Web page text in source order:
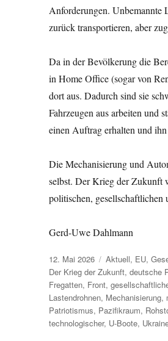
Anforderungen. Unbemannte
zurück transportieren, aber
Da in der Bevölkerung die
in Home Office (sogar von
dort aus. Dadurch sind sie
Fahrzeugen aus arbeiten und
einen Auftrag erhalten und
Die Mechanisierung und
selbst. Der Krieg der Zukunft
politischen, gesellschaftlichen
Gerd-Uwe Dahlmann
Veröffentlicht
am
12. Mai 2026 Kategorien
Aktuell, EU,
Der Krieg der Zukunft,deutsche
Fregatten, Front,
Lastendrohnen, Mechanisierung,
Patriotismus, Pazifikraum,
technologischer, U-Boote,